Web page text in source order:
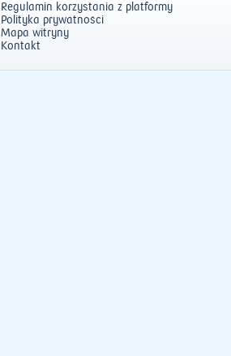
Regulamin korzystania z platformy
Polityka prywatności
Mapa witryny
Kontakt